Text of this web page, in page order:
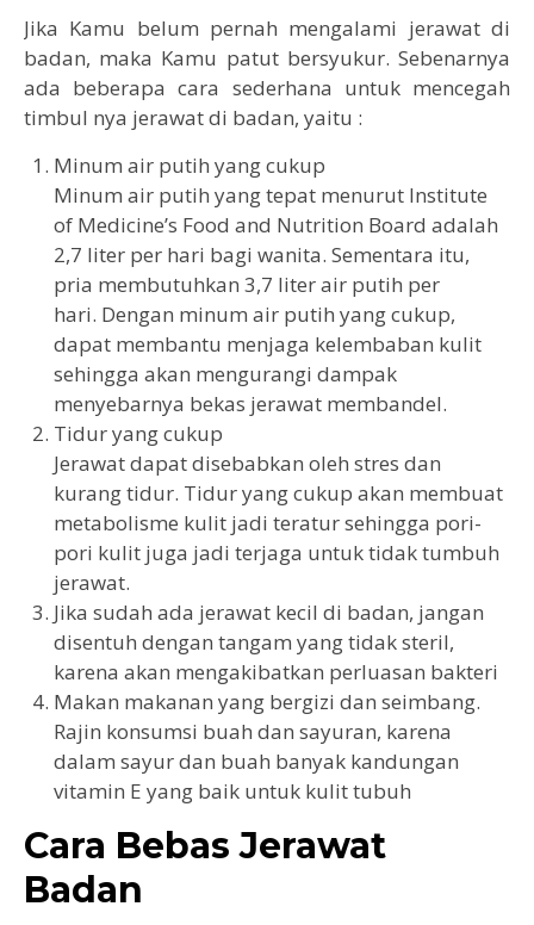
Jika Kamu belum pernah mengalami jerawat di
badan, maka Kamu patut bersyukur. Sebenarnya
ada beberapa cara sederhana untuk mencegah
timbul nya jerawat di badan, yaitu :
Minum air putih yang cukup
Minum air putih yang tepat menurut Institute
of Medicine’s Food and Nutrition Board adalah
2,7 liter per hari bagi wanita. Sementara itu,
pria membutuhkan 3,7 liter air putih per
hari. Dengan minum air putih yang cukup,
dapat membantu menjaga kelembaban kulit
sehingga akan mengurangi dampak
menyebarnya bekas jerawat membandel.
Tidur yang cukup
Jerawat dapat disebabkan oleh stres dan
kurang tidur. Tidur yang cukup akan membuat
metabolisme kulit jadi teratur sehingga pori-
pori kulit juga jadi terjaga untuk tidak tumbuh
jerawat.
Jika sudah ada jerawat kecil di badan, jangan
disentuh dengan tangam yang tidak steril,
karena akan mengakibatkan perluasan bakteri
Makan makanan yang bergizi dan seimbang.
Rajin konsumsi buah dan sayuran, karena
dalam sayur dan buah banyak kandungan
vitamin E yang baik untuk kulit tubuh
Cara Bebas Jerawat
Badan